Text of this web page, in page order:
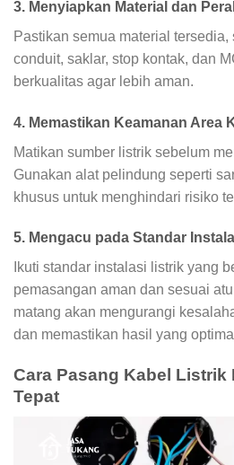
3. Menyiapkan Material dan
Pastikan semua material tersedia,
conduit, saklar, stop kontak, dan
berkualitas agar lebih aman.
4. Memastikan Keamanan Area
Matikan sumber listrik sebelum
Gunakan alat pelindung seperti
khusus untuk menghindari risiko
5. Mengacu pada Standar
Ikuti standar instalasi listrik yang
pemasangan aman dan sesuai
matang akan mengurangi
dan memastikan hasil yang
Cara Pasang Kabel Listrik
Tepat